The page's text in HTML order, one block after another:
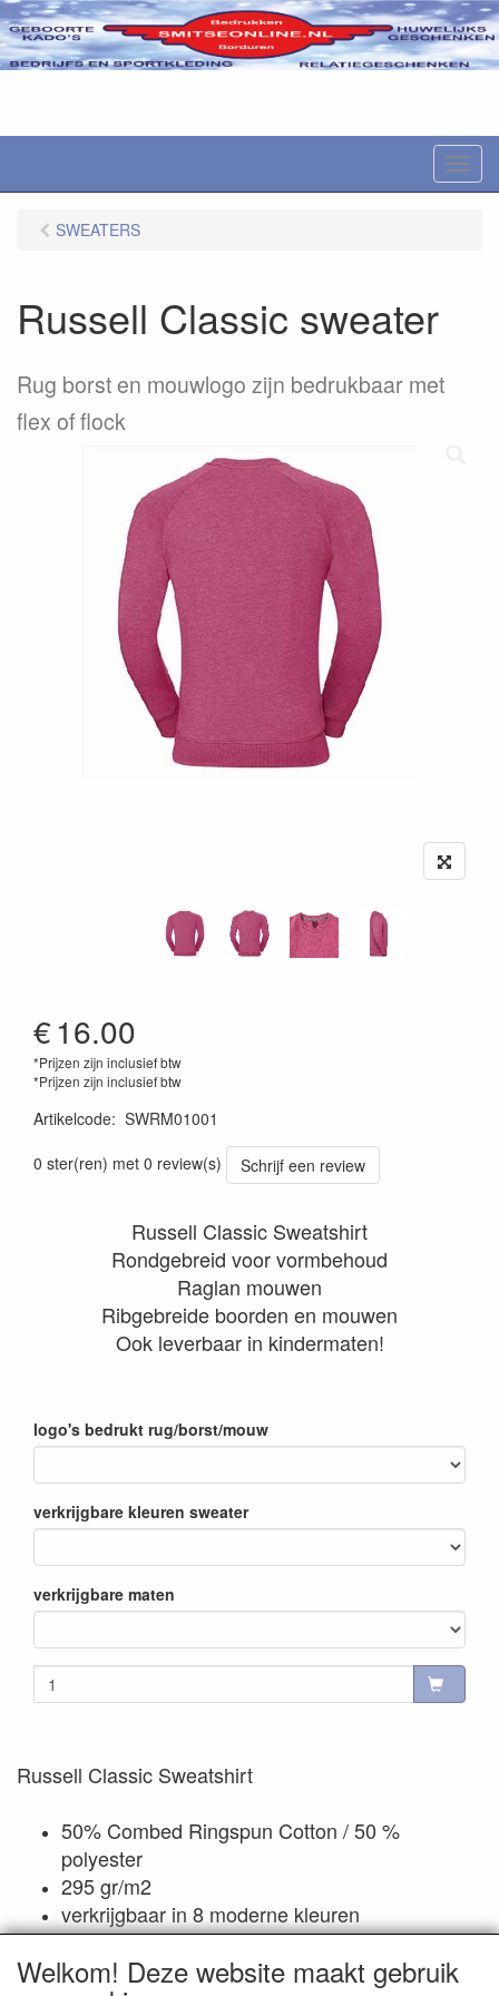
M
e
SWEATERS
Russell Classic sweater
Rug borst en mouwlogo zijn bedrukbaar met
flex of flock
€16.00
*Prijzen zijn inclusief btw
*Prijzen zijn inclusief btw
Artikelcode: SWRM01001
0 ster(ren) met 0 review(s)
Schrijf een review
Russell Classic Sweatshirt
Rondgebreid voor vormbehoud
Raglan mouwen
Ribgebreide boorden en mouwen
Ook leverbaar in kindermaten!
logo's bedrukt rug/borst/mouw
verkrijgbare kleuren sweater
verkrijgbare maten
Russell Classic Sweatshirt
50% Combed Ringspun Cotton / 50 %
polyester
295 gr/m2
verkrijgbaar in 8 moderne kleuren
verkrijgbaar in de maten XS t/m 4XL
Welkom! Deze website maakt gebruik